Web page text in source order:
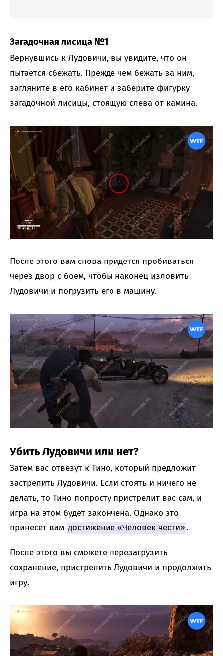
Загадочная лисица №1
Вернувшись к Лудовичи, вы увидите, что он
пытается сбежать. Прежде чем бежать за ним,
загляните в его кабинет и заберите фигурку
загадочной лисицы, стоящую слева от камина.
После этого вам снова придется пробиваться
через двор с боем, чтобы наконец изловить
Лудовичи и погрузить его в машину.
Убить Лудовичи или нет?
Затем вас отвезут к Тино, который предложит
застрелить Лудовичи. Если стоять и ничего не
делать, то Тино попросту пристрелит вас сам, и
игра на этом будет закончена. Однако это
принесет вам достижение «Человек чести».
После этого вы сможете перезагрузить
сохранение, пристрелить Лудовичи и продолжить
игру.